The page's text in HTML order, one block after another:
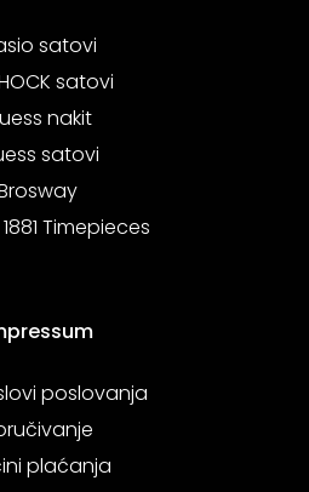
satovi
satovi
nakit
satovi
1881 Timepieces
poslovanja
plaćanja